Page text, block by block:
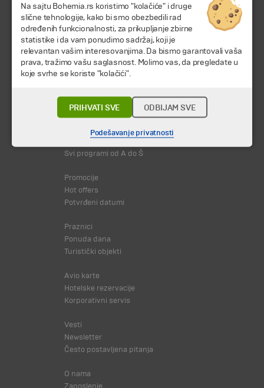
Putovanja i odmori
Destinacija
Kalendar
Svi programi od A do Š
Promocije
Hot offers
Potvrđeni datumi
Praznici
Ponuda dana
Turistički objekti
Avio karte
Hotelske rezervacije
Korporativni servis
Vesti
Newsletter
Često postavljena pitanja
O nama
Na sajtu Bohemia.rs koristimo "kolačiće" i druge
slične tehnologije, kako bi smo obezbedili rad
određenih funkcionalnosti, za prikupljanje zbirne
statistike i da vam ponudimo sadržaj, koji je
relevantan vašim interesovanjima. Da bismo garantovali vaša
prava, tražimo vašu saglasnost. Molimo vas, da pregledate u
koje svrhe se koriste "kolačići".
PRIHVATI SVE ODBIJAM SVE
Podešavanje privatnosti